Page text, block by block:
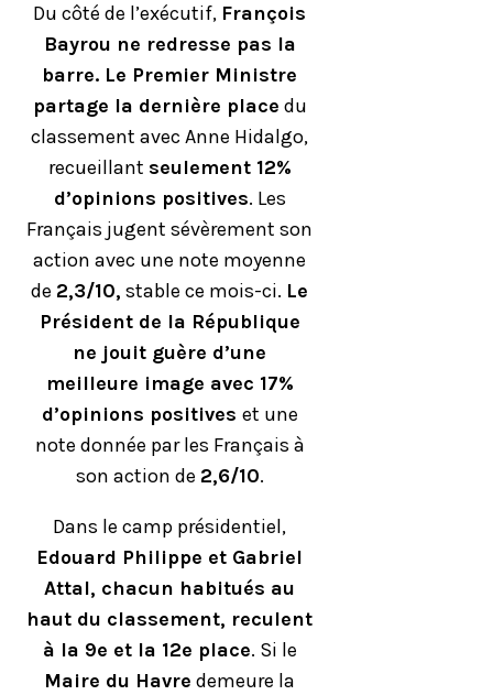
Du côté de l’exécutif, François
Bayrou ne redresse pas la
barre. Le Premier Ministre
partage la dernière place du
classement avec Anne Hidalgo,
recueillant seulement 12%
d’opinions positives. Les
Français jugent sévèrement son
action avec une note moyenne
de 2,3/10, stable ce mois-ci. Le
Président de la République
ne jouit guère d’une
meilleure image avec 17%
d’opinions positives et une
note donnée par les Français à
son action de 2,6/10.
Dans le camp présidentiel,
Edouard Philippe et Gabriel
Attal, chacun habitués au
haut du classement, reculent
à la 9e et la 12e place. Si le
Maire du Havre demeure la